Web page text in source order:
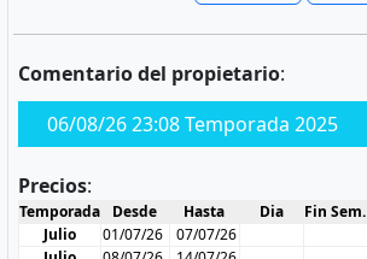
Comentario del propietario:
06/08/26 23:08 Temporada 2025
Precios:
Temporada Desde Hasta Dia Fin Sem.
Julio
01/07/26 07/07/26